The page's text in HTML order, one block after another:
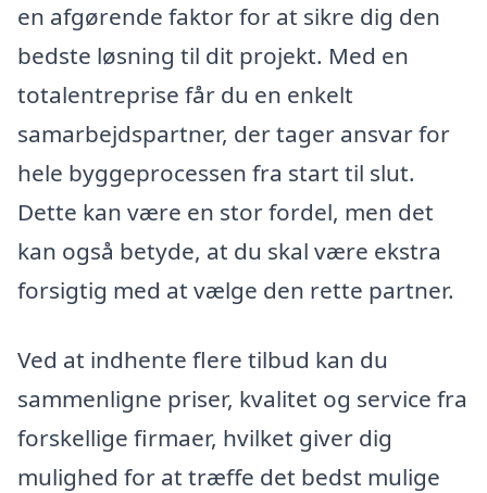
en afgørende faktor for at sikre dig den
bedste løsning til dit projekt. Med en
totalentreprise får du en enkelt
samarbejdspartner, der tager ansvar for
hele byggeprocessen fra start til slut.
Dette kan være en stor fordel, men det
kan også betyde, at du skal være ekstra
forsigtig med at vælge den rette partner.
Ved at indhente flere tilbud kan du
sammenligne priser, kvalitet og service fra
forskellige firmaer, hvilket giver dig
mulighed for at træffe det bedst mulige